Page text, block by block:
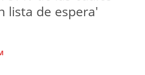
lista de espera'